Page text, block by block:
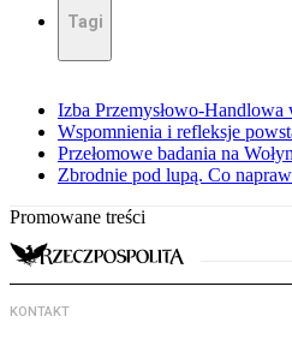
Tagi
Izba Przemysłowo-
Wspomnienia i refleksje
Przełomowe badania na
Zbrodnie pod lupą. Co
Promowane treści
KONTAKT